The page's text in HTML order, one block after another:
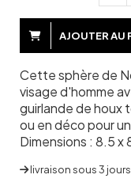
AJOUTER AU
Cette sphère de
visage d'homme
guirlande de houx
ou en déco pour
Dimensions : 8.5 x
livraison sous 3